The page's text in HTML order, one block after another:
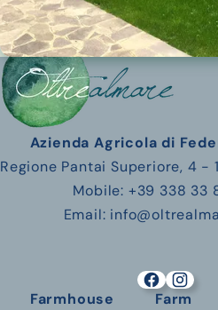
Azienda Agricola di
Regione Pantai Superiore, 4 -
Mobile: +39 338 33
Email:
Farmhouse
Farm